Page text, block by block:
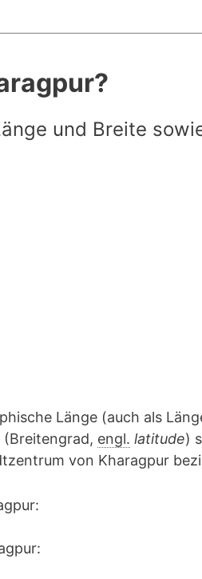
und Breite
Länge (auch als
engl. latitude)
von Kharagpur